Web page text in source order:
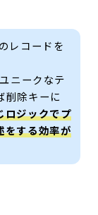
レコードを
ニークなテ
削除キーに
ロジックでプ
をする効率が